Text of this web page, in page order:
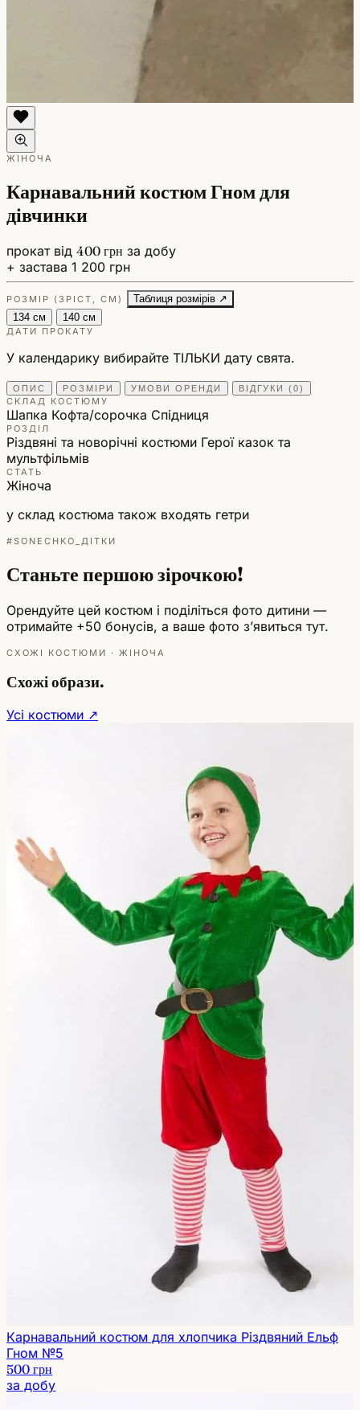
ЖІНОЧА
Карнавальний костюм Гном для
дівчинки
прокат від 400 грн за добу
+ застава 1 200 грн
РОЗМІР (ЗРІСТ, СМ)
Таблиця розмірів ↗
134 см
140 см
ДАТИ ПРОКАТУ
У календарику вибирайте ТІЛЬКИ дату свята.
ОПИС РОЗМІРИ УМОВИ ОРЕНДИ ВІДГУКИ (0)
СКЛАД КОСТЮМУ
Шапка Кофта/сорочка Спідниця
РОЗДІЛ
Різдвяні та новорічні костюми Герої казок та
мультфільмів
СТАТЬ
Жіноча
у склад костюма також входять гетри
#SONECHKO_ДІТКИ
Станьте першою зірочкою!
Орендуйте цей костюм і поділіться фото дитини —
отримайте +50 бонусів, а ваше фото зʼявиться тут.
СХОЖІ КОСТЮМИ · ЖІНОЧА
Схожі образи.
Усі костюми ↗
Карнавальний костюм для хлопчика Різдвяний Ельф
Гном №5
500 грн
за добу